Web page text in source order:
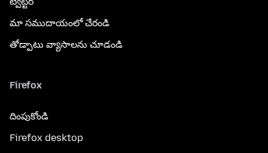
మా సముదాయంలో చేరండి
తోడ్పాటు వ్యాసాలను చూడండి
Firefox
దింపుకోండి
Firefox desktop